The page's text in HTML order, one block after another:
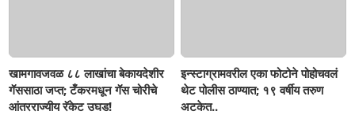
खामगावजवळ ८८ लाखांचा बेकायदेशीर
गॅससाठा जप्त; टँकरमधून गॅस चोरीचे
आंतरराज्यीय रॅकेट उघड!
इन्स्टाग्रामवरील एका फोटोने पोहोचवलं
थेट पोलीस ठाण्यात; १९ वर्षीय तरुण
अटकेत..